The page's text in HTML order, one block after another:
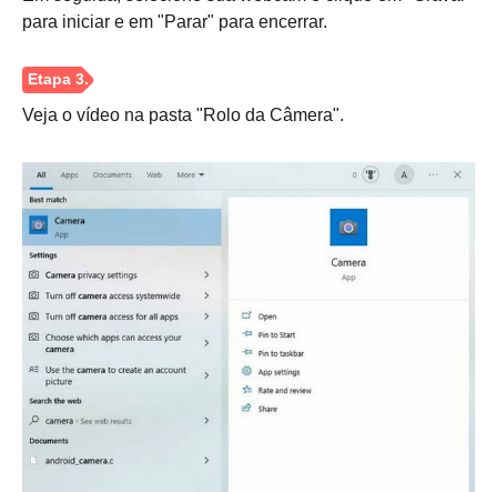
para iniciar e em "Parar" para encerrar.
Veja o vídeo na pasta "Rolo da Câmera".